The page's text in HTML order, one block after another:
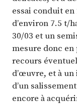
essai conduit
d’environ 7.5 t/
30/03 et un
mesure donc
recours
d’œuvre, et à
d’un
encore à